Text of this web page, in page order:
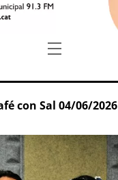
Menu
con Sal 04/06/2026